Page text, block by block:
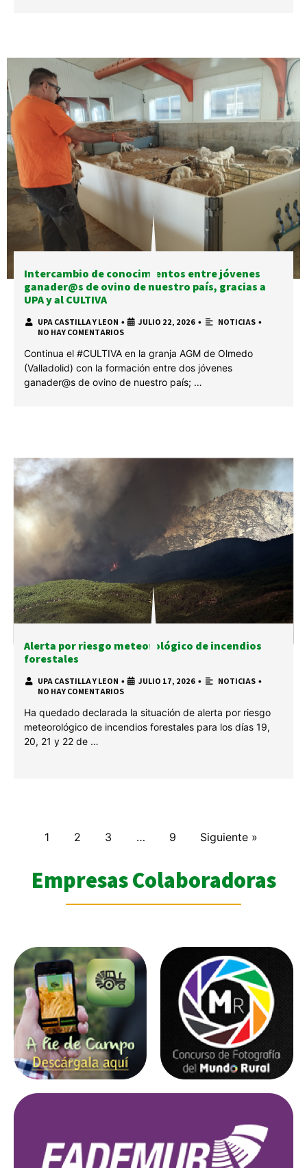
Intercambio de conocimientos entre jóvenes
ganader@s de ovino de nuestro país, gracias a
UPA y al CULTIVA
UPA CASTILLA Y LEON • JULIO 22, 2026 • NOTICIAS •
NO HAY COMENTARIOS
Continua el #CULTIVA en la granja AGM de Olmedo
(Valladolid) con la formación entre dos jóvenes
ganader@s de ovino de nuestro país; …
Alerta por riesgo meteorológico de incendios
forestales
UPA CASTILLA Y LEON • JULIO 17, 2026 • NOTICIAS •
NO HAY COMENTARIOS
Ha quedado declarada la situación de alerta por riesgo
meteorológico de incendios forestales para los días 19,
20, 21 y 22 de …
1 2 3 … 9 Siguiente »
Empresas Colaboradoras